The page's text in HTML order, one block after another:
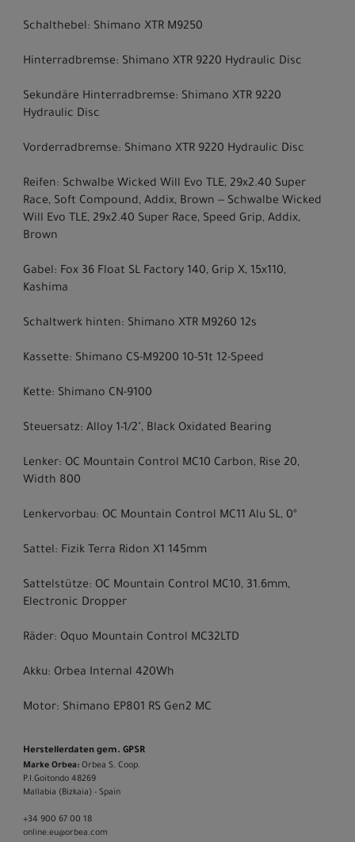
Schalthebel: Shimano XTR M9250
Hinterradbremse: Shimano XTR 9220 Hydraulic Disc
Sekundäre Hinterradbremse: Shimano XTR 9220
Hydraulic Disc
Vorderradbremse: Shimano XTR 9220 Hydraulic Disc
Reifen: Schwalbe Wicked Will Evo TLE, 29x2.40 Super
Race, Soft Compound, Addix, Brown -- Schwalbe Wicked
Will Evo TLE, 29x2.40 Super Race, Speed Grip, Addix,
Brown
Gabel: Fox 36 Float SL Factory 140, Grip X, 15x110,
Kashima
Schaltwerk hinten: Shimano XTR M9260 12s
Kassette: Shimano CS-M9200 10-51t 12-Speed
Kette: Shimano CN-9100
Steuersatz: Alloy 1-1/2", Black Oxidated Bearing
Lenker: OC Mountain Control MC10 Carbon, Rise 20,
Width 800
Lenkervorbau: OC Mountain Control MC11 Alu SL, 0º
Sattel: Fizik Terra Ridon X1 145mm
Sattelstütze: OC Mountain Control MC10, 31.6mm,
Electronic Dropper
Räder: Oquo Mountain Control MC32LTD
Akku: Orbea Internal 420Wh
Motor: Shimano EP801 RS Gen2 MC
Herstellerdaten gem. GPSR
Marke Orbea: Orbea S. Coop.
P.I.Goitondo 48269
Mallabia (Bizkaia) - Spain
+34 900 67 00 18
online.eu@orbea.com